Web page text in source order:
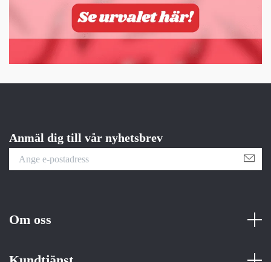
Anmäl dig till vår nyhetsbrev
Om oss